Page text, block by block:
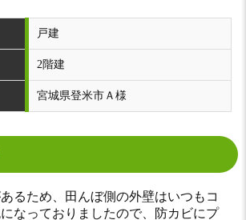
戸建
2階建
宮城県登米市Ａ様
るため、田んぼ側の外壁はいつもコ
なっておりましたので、防カビにプ